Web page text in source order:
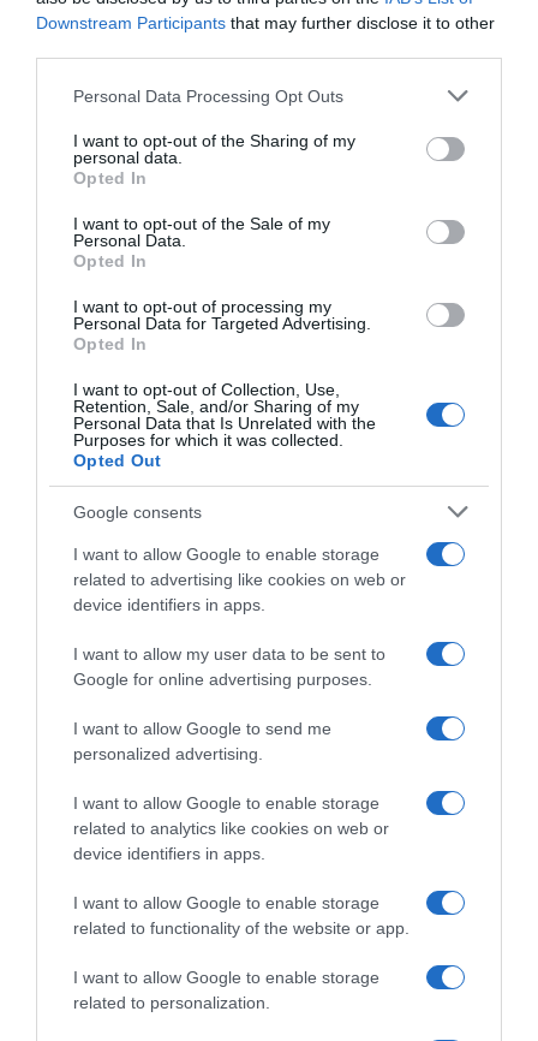
Downstream Participants that may further disclose it to other
Please note that this website/app uses one or more Google
not limited to your visit or usage behaviour. You may click to
grant or deny consent to Google and its third-party tags to
use your data for below specified purposes in below Google
consent section.
Personal Data Processing Opt Outs
I want to opt-out of the Sharing of my
personal data.
Opted In
I want to opt-out of the Sale of my
Personal Data.
Opted In
I want to opt-out of processing my
Personal Data for Targeted Advertising.
Opted In
I want to opt-out of Collection, Use,
Retention, Sale, and/or Sharing of my
Personal Data that Is Unrelated with the
Purposes for which it was collected.
Opted Out
Google consents
I want to allow Google to enable storage
related to advertising like cookies on web or
device identifiers in apps.
I want to allow my user data to be sent to
Google for online advertising purposes.
I want to allow Google to send me
personalized advertising.
I want to allow Google to enable storage
related to analytics like cookies on web or
device identifiers in apps.
I want to allow Google to enable storage
related to functionality of the website or app.
I want to allow Google to enable storage
related to personalization.
Με Γρατσία και Αυγερινό το προσωρινό
πολιτικό συμβούλιο του κόμματος
Καρυστιανού – Αναλυτικά όλα τα μέλη
Θα λειτουργήσει μέχρι τη διεξαγωγή του πρώτου
29.06.2026 - 14:34